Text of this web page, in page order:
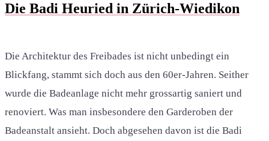
Die Badi Heuried in Zürich-Wiedikon
Die Architektur des Freibades ist nicht unbedingt ein
Blickfang, stammt sich doch aus den 60er-Jahren. Seither
wurde die Badeanlage nicht mehr grossartig saniert und
renoviert. Was man insbesondere den Garderoben der
Badeanstalt ansieht. Doch abgesehen davon ist die Badi